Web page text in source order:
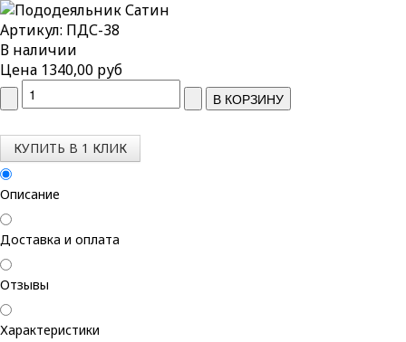
Артикул: ПДС-38
В наличии
Цена 1340,00 руб
КУПИТЬ В 1 КЛИК
Описание
Доставка и оплата
Отзывы
Характеристики